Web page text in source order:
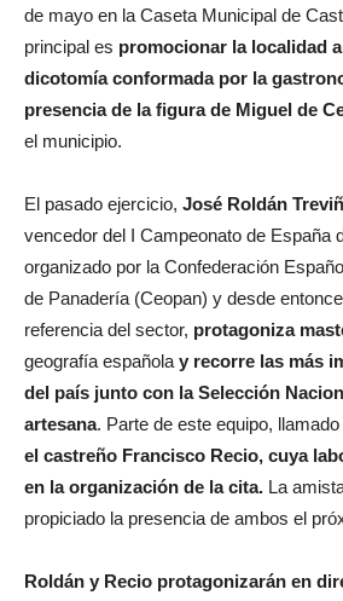
de mayo en la Caseta Municipal de
principal es promocionar la localidad
dicotomía conformada por la
presencia de la figura de Miguel de
el municipio.
El pasado ejercicio, José Roldán
vencedor del I Campeonato de España
organizado por la Confederación
de Panadería (Ceopan) y desde
referencia del sector, protagoniza
geografía española y recorre las más
del país junto con la Selección
artesana. Parte de este equipo,
el castreño Francisco Recio, cuya
en la organización de la cita. La
propiciado la presencia de ambos el
Roldán y Recio protagonizarán en